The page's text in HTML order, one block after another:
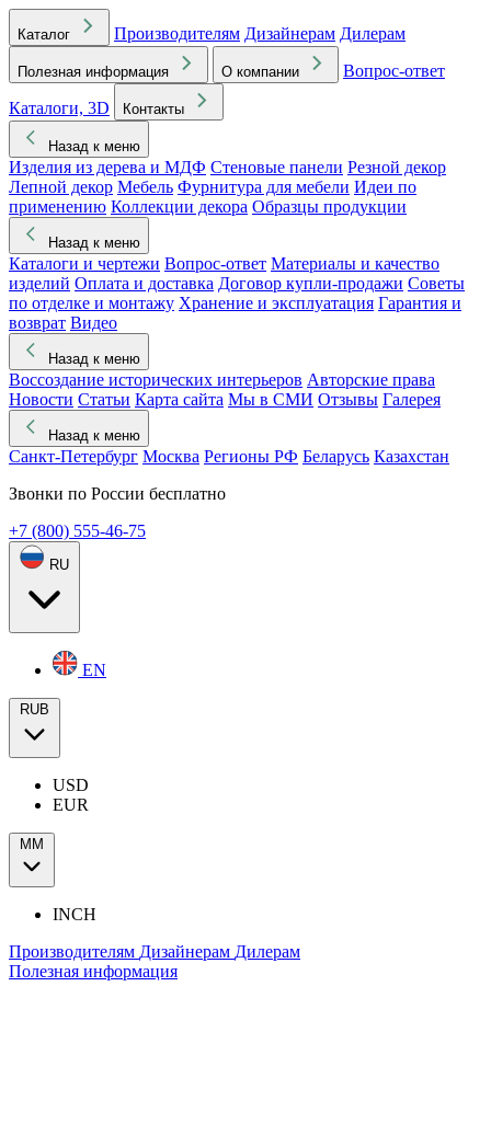
Каталог Производителям Дизайнерам Дилерам
Полезная информация О компании
Вопрос-ответ
Каталоги, 3D
Контакты
Назад к меню
Изделия из дерева и МДФ Стеновые панели Резной декор
Лепной декор Мебель Фурнитура для мебели Идеи по
применению Коллекции декора Образцы продукции
Назад к меню
Каталоги и чертежи Вопрос-ответ Материалы и качество
изделий Оплата и доставка Договор купли-продажи Советы
по отделке и монтажу Хранение и эксплуатация Гарантия и
возврат Видео
Назад к меню
Воссоздание исторических интерьеров Авторские права
Новости Статьи Карта сайта Мы в СМИ Отзывы Галерея
Назад к меню
Санкт-Петербург Москва Регионы РФ Беларусь Казахстан
Звонки по России бесплатно
+7 (800) 555-46-75
RU
EN
RUB
USD
EUR
ММ
INCH
Производителям Дизайнерам Дилерам
Полезная информация